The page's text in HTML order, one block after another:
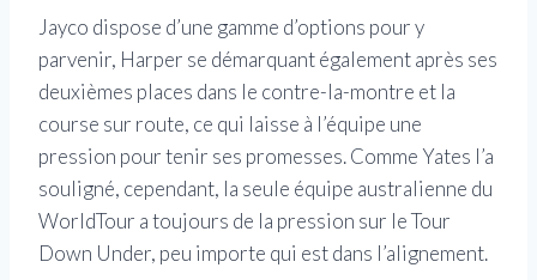
Jayco dispose d’une gamme d’options pour y
parvenir, Harper se démarquant également après ses
deuxièmes places dans le contre-la-montre et la
course sur route, ce qui laisse à l’équipe une
pression pour tenir ses promesses. Comme Yates l’a
souligné, cependant, la seule équipe australienne du
WorldTour a toujours de la pression sur le Tour
Down Under, peu importe qui est dans l’alignement.